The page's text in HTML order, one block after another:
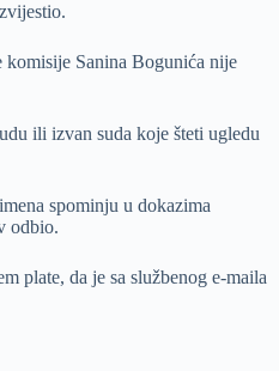
komisije Sanina Bogunića nije
ili izvan suda koje šteti ugledu
spominju u dokazima
odbio.
plate, da je sa službenog e-maila